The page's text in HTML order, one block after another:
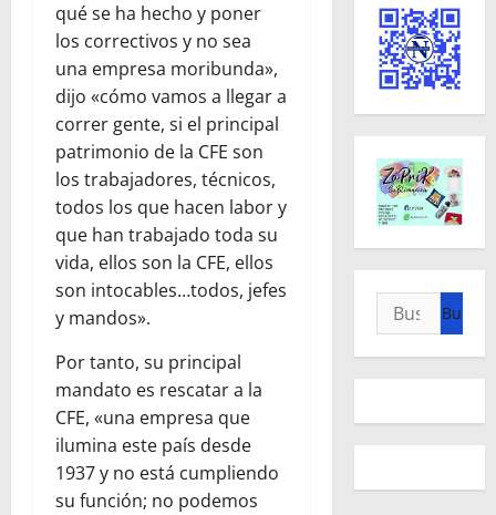
qué se ha hecho y poner
los correctivos y no sea
una empresa moribunda»,
dijo «cómo vamos a llegar a
correr gente, si el principal
patrimonio de la CFE son
los trabajadores, técnicos,
todos los que hacen labor y
que han trabajado toda su
vida, ellos son la CFE, ellos
son intocables…todos, jefes
y mandos».
Por tanto, su principal
mandato es rescatar a la
CFE, «una empresa que
ilumina este país desde
1937 y no está cumpliendo
su función; no podemos
Buscar: